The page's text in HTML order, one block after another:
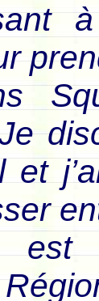
et
est